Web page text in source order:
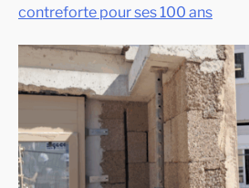
contreforte pour ses 100 ans